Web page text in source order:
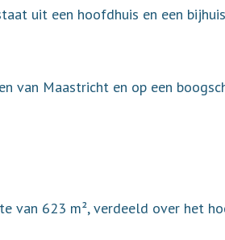
uit een hoofdhuis en een
van Maastricht en op een
van 623 m², verdeeld over het